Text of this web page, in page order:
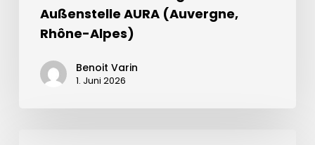
Außenstelle AURA (Auvergne,
Rhône-Alpes)
Benoit Varin
1. Juni 2026